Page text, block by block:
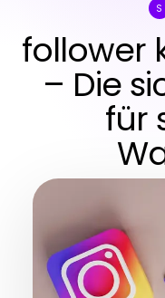
S
follower
– Die
für